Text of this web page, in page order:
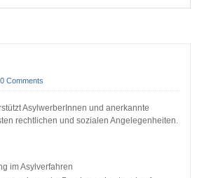
0 Comments
AsylwerberInnen und anerkannte
rechtlichen und sozialen Angelegenheiten.
im Asylverfahren